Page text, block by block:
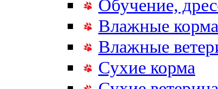
Обучение,
Влажные корма
Влажные
Сухие корма